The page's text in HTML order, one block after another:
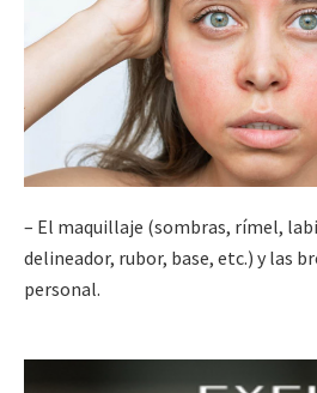
– El maquillaje (sombras, rímel,
delineador, rubor, base, etc.) y las
personal.